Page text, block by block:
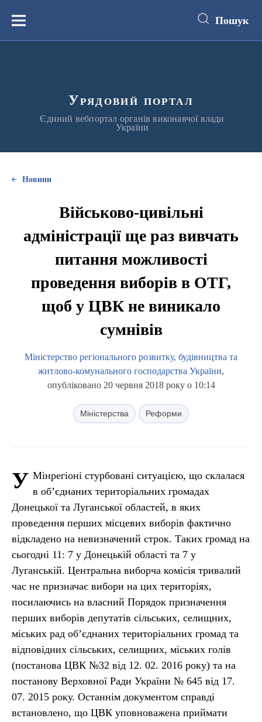
вмістуМеню Пошук
Урядовий портал
Єдиний вебпортал органів виконавчої влади
України
Новини
Військово-цивільні
адміністрації ще раз вивчать
питання можливості
проведення виборів в ОТГ,
щоб у ЦВК не виникало
сумнівів
Міністерство регіонального розвитку, будівництва та
житлово-комунального господарства України,
опубліковано 20 червня 2018 року о 10:14
Міністерства Реформи
У Мінрегіоні стурбовані ситуацією, що склалася
в об’єднаних територіальних громадах
Донецької та Луганської областей, в яких
проведення перших місцевих виборів фактично
відкладено на невизначений строк. Таких громад на
сьогодні 11: 7 у Донецькій області та 7 у
Луганській. Центральна виборча комісія тривалий
час не призначає вибори на цих територіях,
посилаючись на власний Порядок призначення
перших виборів депутатів сільських, селищних,
міських рад об’єднаних територіальних громад та
відповідних сільських, селищних, міських голів
(постанова ЦВК №32 від 12. 02. 2016 року) та на
постанову Верховної Ради України № 645 від 17.
07. 2015 року. Останнім документом справді
встановлено, що ЦВК уповноважена приймати